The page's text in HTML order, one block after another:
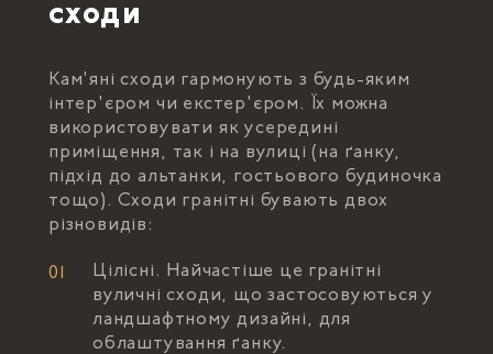
сходи
Кам'яні сходи гармонують з будь-яким
інтер'єром чи екстер'єром. Їх можна
використовувати як усередині
приміщення, так і на вулиці (на ґанку,
підхід до альтанки, гостьового будиночка
тощо). Сходи гранітні бувають двох
різновидів:
Цілісні. Найчастіше це гранітні
вуличні сходи, що застосовуються у
ландшафтному дизайні, для
облаштування ґанку.